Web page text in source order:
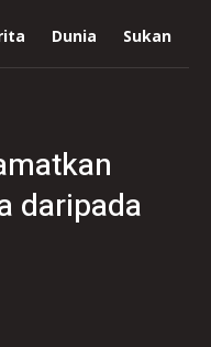
Dunia Sukan
daripada